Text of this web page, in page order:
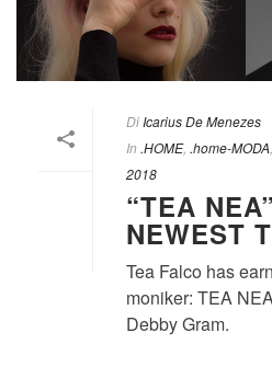
Di Icarius De Menezes
In .HOME, .home-MODA
2018
“TEA
NEWEST
Tea Falco has
moniker: TEA
Debby Gram.